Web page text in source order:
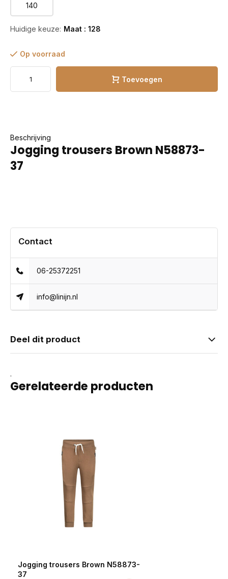
140
Huidige keuze: Maat : 128
Op voorraad
Toevoegen
Beschrijving
Jogging trousers Brown N58873-
37
Contact
06-25372251
info@linijn.nl
Deel dit product
.
Gerelateerde producten
Jogging trousers Brown N58873-
37